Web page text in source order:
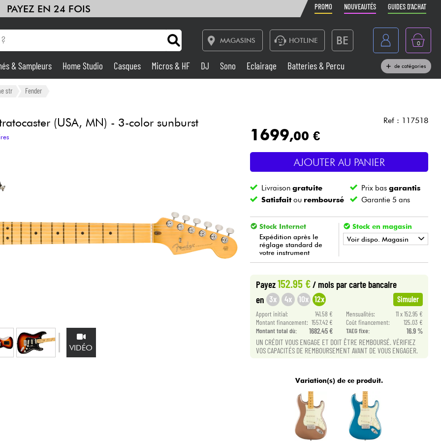
PAYEZ EN 24 FOIS PROMO NOUVEAUTÉS GUIDES D'ACHAT
MAGASINS HOTLINE BE
België
Nederland
0
Amplis & Effets
Home Studio
Sono
Vents
Câbles & Access.
Packs
Voir nos marques
& Sampleurs Home Studio Casques Micros & HF DJ Sono Eclairage Batteries & Percu de catégories
str Fender
(USA, MN) - 3-color sunburst
VIDÉO
Ref : 117518
1699,00 €
AJOUTER AU PANIER
Livraisongratuite Prix bas garantis
Satisfaitou remboursé Garantie 5 ans
Stock Internet
Expédition après le
réglage standard de
votre instrument
Stock en magasin
Voir dispo. Magasin
•
Payez152.95 €/ mois par carte bancaire
en 3x 4x 10x 12x Simuler
Apport initial: 141.58 € Mensualités:
11 x 152.95 €
Montant financement: 1557.42 € Coût financement:
125.03 €
Montant total dù:
1682.45 € TAEG fixe: 16.9 %
UN CRÉDIT VOUS ENGAGE ET DOIT ÊTRE REMBOURSÉ. VÉRIFIEZ
VOS CAPACITÉS DE REMBOURSEMENT AVANT DE VOUS ENGAGER.
Variation(s) de ce produit.